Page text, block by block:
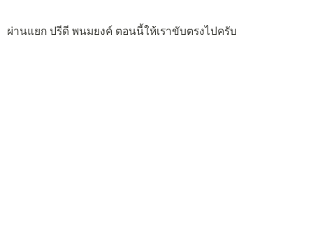
ผ่านแยก ปรีดี พนมยงค์ ตอนนี้ให้เราขับตรงไปครับ